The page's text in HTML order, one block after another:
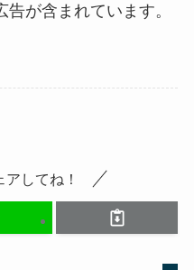
が含まれています。
してね！